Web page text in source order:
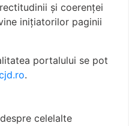
și coerenței
inițiatorilor paginii
portalului se pot
.
celelalte